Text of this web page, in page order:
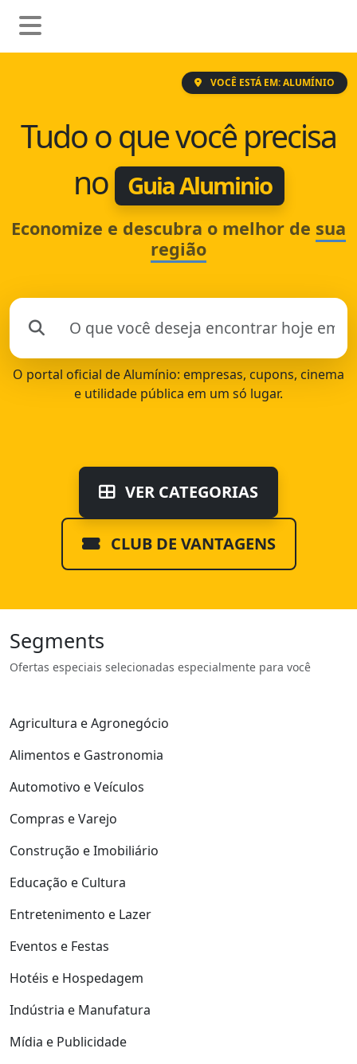
VOCÊ ESTÁ EM: ALUMÍNIO
Tudo o que você precisa
no
Guia Aluminio
Economize e descubra o melhor de sua
região
O portal oficial de Alumínio: empresas, cupons, cinema
e utilidade pública em um só lugar.
VER CATEGORIAS
CLUB DE VANTAGENS
Segments
Ofertas especiais selecionadas especialmente para você
Agricultura e Agronegócio
Alimentos e Gastronomia
Automotivo e Veículos
Compras e Varejo
Construção e Imobiliário
Educação e Cultura
Entretenimento e Lazer
Eventos e Festas
Hotéis e Hospedagem
Indústria e Manufatura
Mídia e Publicidade